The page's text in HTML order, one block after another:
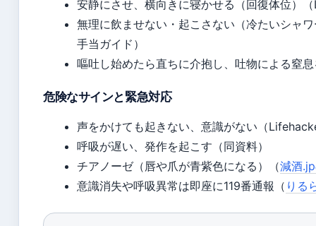
安静にさせ、横向きに寝かせる（回復体位）
無理に飲ませない・起こさない（冷たいシャ
手当ガイド）
嘔吐し始めたら直ちに介抱し、吐物による窒
危険なサインと緊急対応
声をかけても起きない、意識がない（
呼吸が遅い、発作を起こす（同資料）
チアノーゼ（唇や爪が青紫色になる）（減酒
意識消失や呼吸異常は即座に119番通報（ りる